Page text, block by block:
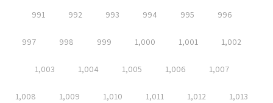
991 992 993 994 995 996
997 998 999 1,000 1,001 1,002
1,003 1,004 1,005 1,006 1,007
1,008 1,009 1,010 1,011 1,012 1,013